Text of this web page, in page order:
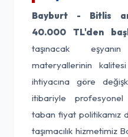
Bayburt - Bitlis
40.000 TL'den
taşınacak
materyallerinin
ihtiyacına göre
itibariyle profesyonel
taban fiyat politikamız
taşımacılık hizmetimiz